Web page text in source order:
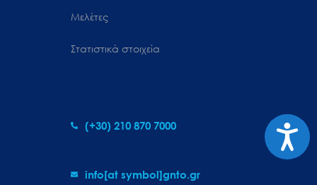
Μελέτες
Στατιστικά στοιχεία
(+30) 210 870 7000
info[at symbol]gnto.gr